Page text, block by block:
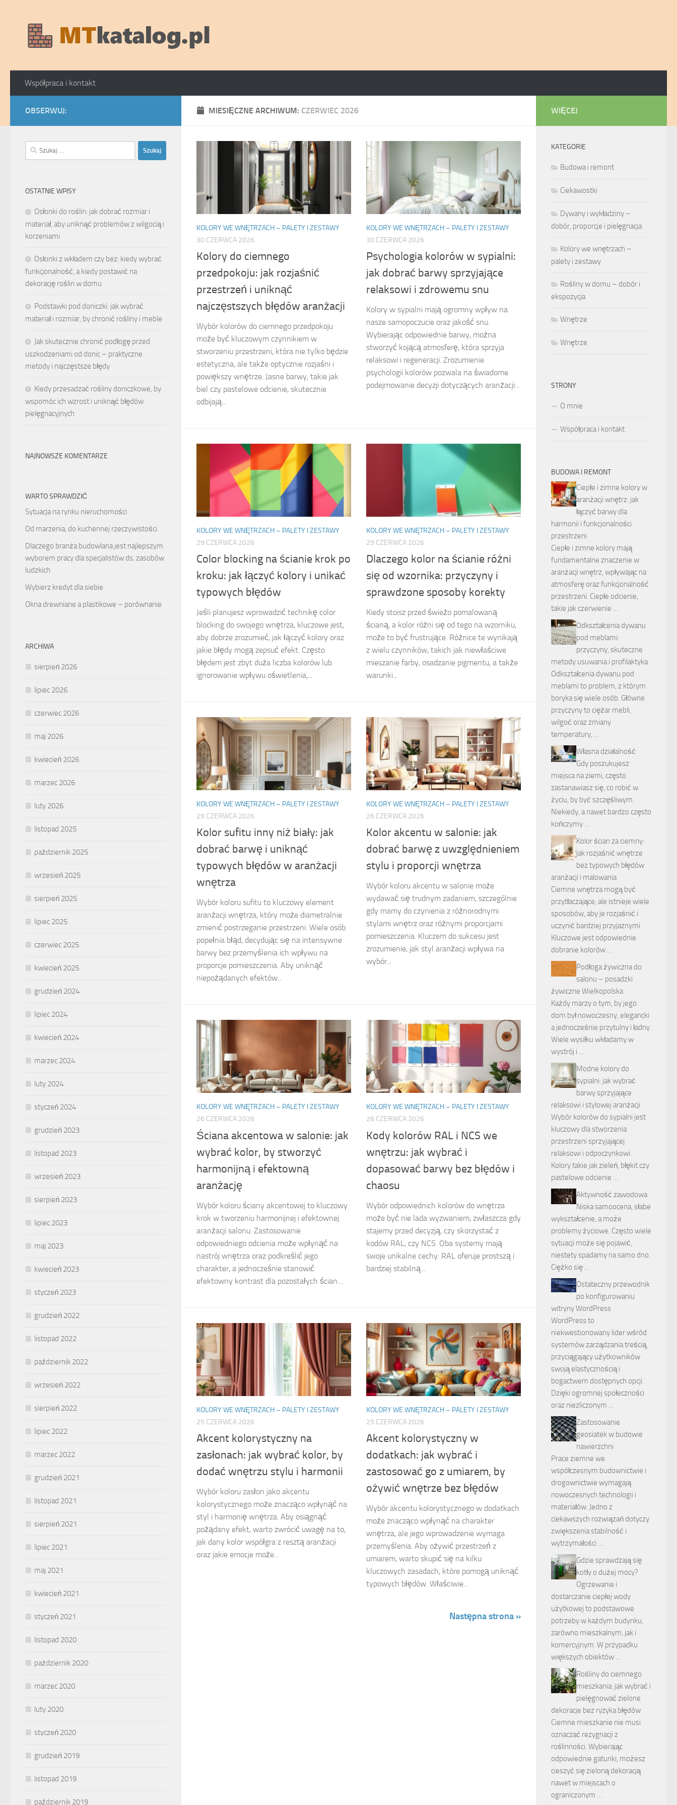
Współpraca i kontakt
MIESIĘCZNE ARCHIWUM: CZERWIEC 2026
KOLORY WE WNĘTRZACH – PALETY I ZESTAWY
30 CZERWCA 2026
Kolory do ciemnego
przedpokoju: jak rozjaśnić
przestrzeń i uniknąć
najczęstszych błędów aranżacji
Wybór kolorów do ciemnego przedpokoju
może być kluczowym czynnikiem w
stworzeniu przestrzeni, która nie tylko będzie
estetyczna, ale także optycznie rozjaśni i
powiększy wnętrze. Jasne barwy, takie jak
biel czy pastelowe odcienie, skutecznie
odbijają...
KOLORY WE WNĘTRZACH – PALETY I ZESTAWY
30 CZERWCA 2026
Psychologia kolorów w sypialni:
jak dobrać barwy sprzyjające
relaksowi i zdrowemu snu
Kolory w sypialni mają ogromny wpływ na
nasze samopoczucie oraz jakość snu.
Wybierając odpowiednie barwy, można
stworzyć kojącą atmosferę, która sprzyja
relaksowi i regeneracji. Zrozumienie
psychologii kolorów pozwala na świadome
podejmowanie decyzji dotyczących aranżacji...
KOLORY WE WNĘTRZACH – PALETY I ZESTAWY
29 CZERWCA 2026
Color blocking na ścianie krok po
kroku: jak łączyć kolory i unikać
typowych błędów
Jeśli planujesz wprowadzić technikę color
blocking do swojego wnętrza, kluczowe jest,
aby dobrze zrozumieć, jak łączyć kolory oraz
jakie błędy mogą zepsuć efekt. Często
błędem jest zbyt duża liczba kolorów lub
ignorowanie wpływu oświetlenia,...
KOLORY WE WNĘTRZACH – PALETY I ZESTAWY
29 CZERWCA 2026
Dlaczego kolor na ścianie różni
się od wzornika: przyczyny i
sprawdzone sposoby korekty
Kiedy stoisz przed świeżo pomalowaną
ścianą, a kolor różni się od tego na wzorniku,
może to być frustrujące. Różnice te wynikają
z wielu czynników, takich jak niewłaściwe
mieszanie farby, osadzanie pigmentu, a także
warunki...
KOLORY WE WNĘTRZACH – PALETY I ZESTAWY
29 CZERWCA 2026
Kolor sufitu inny niż biały: jak
dobrać barwę i uniknąć
typowych błędów w aranżacji
wnętrza
Wybór koloru sufitu to kluczowy element
aranżacji wnętrza, który może diametralnie
zmienić postrzeganie przestrzeni. Wiele osób
popełnia błąd, decydując się na intensywne
barwy bez przemyślenia ich wpływu na
proporcje pomieszczenia. Aby uniknąć
niepożądanych efektów...
KOLORY WE WNĘTRZACH – PALETY I ZESTAWY
26 CZERWCA 2026
Kolor akcentu w salonie: jak
dobrać barwę z uwzględnieniem
stylu i proporcji wnętrza
Wybór koloru akcentu w salonie może
wydawać się trudnym zadaniem, szczególnie
gdy mamy do czynienia z różnorodnymi
stylami wnętrz oraz różnymi proporcjami
pomieszczenia. Kluczem do sukcesu jest
zrozumienie, jak styl aranżacji wpływa na
wybór...
KOLORY WE WNĘTRZACH – PALETY I ZESTAWY
26 CZERWCA 2026
Ściana akcentowa w salonie: jak
wybrać kolor, by stworzyć
harmonijną i efektowną
aranżację
Wybór koloru ściany akcentowej to kluczowy
krok w tworzeniu harmonijnej i efektownej
aranżacji salonu. Zastosowanie
odpowiedniego odcienia może wpłynąć na
nastrój wnętrza oraz podkreślić jego
charakter, a jednocześnie stanowić
efektowny kontrast dla pozostałych ścian....
KOLORY WE WNĘTRZACH – PALETY I ZESTAWY
26 CZERWCA 2026
Kody kolorów RAL i NCS we
wnętrzu: jak wybrać i
dopasować barwy bez błędów i
chaosu
Wybór odpowiednich kolorów do wnętrza
może być nie lada wyzwaniem, zwłaszcza gdy
stajemy przed decyzją, czy skorzystać z
kodów RAL, czy NCS. Oba systemy mają
swoje unikalne cechy: RAL oferuje prostszą i
bardziej stabilną...
KOLORY WE WNĘTRZACH – PALETY I ZESTAWY
25 CZERWCA 2026
Akcent kolorystyczny na
zasłonach: jak wybrać kolor, by
dodać wnętrzu stylu i harmonii
Wybór koloru zasłon jako akcentu
kolorystycznego może znacząco wpłynąć na
styl i harmonię wnętrza. Aby osiągnąć
pożądany efekt, warto zwrócić uwagę na to,
jak dany kolor współgra z resztą aranżacji
oraz jakie emocje może...
KOLORY WE WNĘTRZACH – PALETY I ZESTAWY
25 CZERWCA 2026
Akcent kolorystyczny w
dodatkach: jak wybrać i
zastosować go z umiarem, by
ożywić wnętrze bez błędów
Wybór akcentu kolorystycznego w dodatkach
może znacząco wpłynąć na charakter
wnętrza, ale jego wprowadzenie wymaga
przemyślenia. Aby ożywić przestrzeń z
umiarem, warto skupić się na kilku
kluczowych zasadach, które pomogą uniknąć
typowych błędów. Właściwie...
Następna strona »
OBSERWUJ:
Szukaj:
OSTATNIE WPISY
Osłonki do roślin: jak dobrać rozmiar i
materiał, aby uniknąć problemów z wilgocią i
korzeniami
Osłonki z wkładem czy bez: kiedy wybrać
funkcjonalność, a kiedy postawić na
dekorację roślin w domu
Podstawki pod doniczki: jak wybrać
materiał i rozmiar, by chronić rośliny i meble
Jak skutecznie chronić podłogę przed
uszkodzeniami od donic – praktyczne
metody i najczęstsze błędy
Kiedy przesadzać rośliny doniczkowe, by
wspomóc ich wzrost i uniknąć błędów
pielęgnacyjnych
NAJNOWSZE KOMENTARZE
WARTO SPRAWDZIĆ
Sytuacja na rynku nieruchomości
Od marzenia, do kuchennej rzeczywistości.
Dlaczego branża budowlana jest najlepszym
wyborem pracy dla specjalistów ds. zasobów
ludzkich
Wybierz kredyt dla siebie
Okna drewniane a plastikowe – porównanie
ARCHIWA
sierpień 2026
lipiec 2026
czerwiec 2026
maj 2026
kwiecień 2026
marzec 2026
luty 2026
listopad 2025
październik 2025
wrzesień 2025
sierpień 2025
lipiec 2025
czerwiec 2025
kwiecień 2025
grudzień 2024
lipiec 2024
kwiecień 2024
marzec 2024
luty 2024
styczeń 2024
grudzień 2023
listopad 2023
wrzesień 2023
sierpień 2023
lipiec 2023
maj 2023
kwiecień 2023
styczeń 2023
grudzień 2022
listopad 2022
październik 2022
wrzesień 2022
sierpień 2022
lipiec 2022
marzec 2022
grudzień 2021
listopad 2021
sierpień 2021
lipiec 2021
maj 2021
kwiecień 2021
styczeń 2021
listopad 2020
październik 2020
marzec 2020
luty 2020
styczeń 2020
grudzień 2019
listopad 2019
październik 2019
WIĘCEJ
KATEGORIE
Budowa i remont
Ciekawostki
Dywany i wykładziny –
dobór, proporcje i pielęgnacja
Kolory we wnętrzach –
palety i zestawy
Rośliny w domu – dobór i
ekspozycja
Wnętrze
Wnętrze
STRONY
O mnie
Współpraca i kontakt
BUDOWA I REMONT
Ciepłe i zimne kolory w
aranżacji wnętrz: jak
łączyć barwy dla
harmonii i funkcjonalności
przestrzeni
Ciepłe i zimne kolory mają
fundamentalne znaczenie w
aranżacji wnętrz, wpływając na
atmosferę oraz funkcjonalność
przestrzeni. Ciepłe odcienie,
takie jak czerwienie …
Odkształcenia dywanu
pod meblami:
przyczyny, skuteczne
metody usuwania i profilaktyka
Odkształcenia dywanu pod
meblami to problem, z którym
boryka się wiele osób. Główne
przyczyny to ciężar mebli,
wilgoć oraz zmiany
temperatury, …
Własna działalność
Gdy poszukujesz
miejsca na ziemi, często
zastanawiasz się, co robić w
życiu, by być szczęśliwym.
Niekiedy, a nawet bardzo często
kończymy …
Kolor ścian za ciemny:
jak rozjaśnić wnętrze
bez typowych błędów
aranżacji i malowania
Ciemne wnętrza mogą być
przytłaczające, ale istnieje wiele
sposobów, aby je rozjaśnić i
uczynić bardziej przyjaznymi.
Kluczowe jest odpowiednie
dobranie kolorów …
Podłoga żywiczna do
salonu – posadzki
żywiczne Wielkopolska
Każdy marzy o tym, by jego
dom był nowoczesny, elegancki
a jednocześnie przytulny i ładny.
Wiele wysiłku wkładamy w
wystrój i …
Modne kolory do
sypialni: jak wybrać
barwy sprzyjające
relaksowi i stylowej aranżacji
Wybór kolorów do sypialni jest
kluczowy dla stworzenia
przestrzeni sprzyjającej
relaksowi i odpoczynkowi.
Kolory takie jak zieleń, błękit czy
pastelowe odcienie …
Aktywność zawodowa
Niska samoocena, słabe
wykształcenie, a może
problemy życiowe. Często wiele
sytuacji może się pojawić,
niestety spadamy na samo dno.
Ciężko się …
Ostateczny przewodnik
po konfigurowaniu
witryny WordPress
WordPress to
niekwestionowany lider wśród
systemów zarządzania treścią,
przyciągający użytkowników
swoją elastycznością i
bogactwem dostępnych opcji.
Dzięki ogromnej społeczności
oraz niezliczonym …
Zastosowanie
geosiatek w budowie
nawierzchni
Prace ziemne we
współczesnym budownictwie i
drogownictwie wymagają
nowoczesnych technologii i
materiałów. Jedno z
ciekawszych rozwiązań dotyczy
zwiększenia stabilność i
wytrzymałości …
Gdzie sprawdzają się
kotły o dużej mocy?
Ogrzewanie i
dostarczanie ciepłej wody
użytkowej to podstawowe
potrzeby w każdym budynku,
zarówno mieszkalnym, jak i
komercyjnym. W przypadku
większych obiektów …
Rośliny do ciemnego
mieszkania: jak wybrać i
pielęgnować zielone
dekoracje bez ryzyka błędów
Ciemne mieszkanie nie musi
oznaczać rezygnacji z
roślinności. Wybierając
odpowiednie gatunki, możesz
cieszyć się zieloną dekoracją
nawet w miejscach o
ograniczonym …